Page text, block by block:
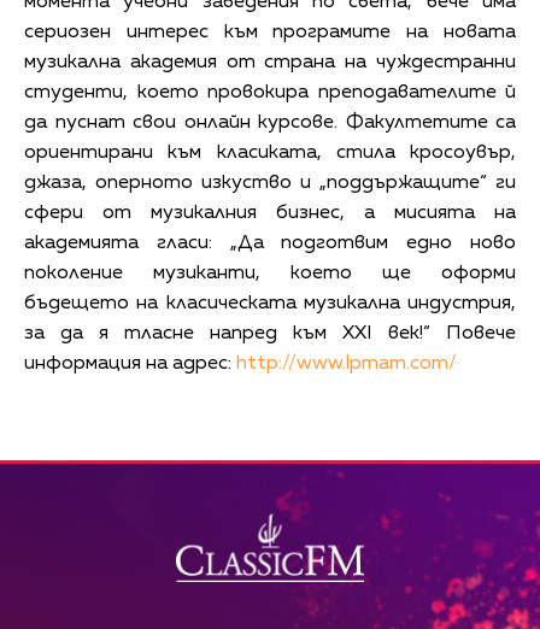
сериозен интерес към програмите на новата
музикална академия от страна на чуждестранни
студенти, което провокира преподавателите й
да пуснат свои онлайн курсове. Факултетите са
ориентирани към класиката, стила кросоувър,
джаза, оперното изкуство и „поддържащите“ ги
сфери от музикалния бизнес, а мисията на
академията гласи: „Да подготвим едно ново
поколение музиканти, което ще оформи
бъдещето на класическата музикална индустрия,
за да я тласне напред към XXI век!“ Повече
информация на адрес: http://www.lpmam.com/